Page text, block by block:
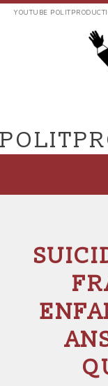
Aller
EXTERNES
YOUTUBE